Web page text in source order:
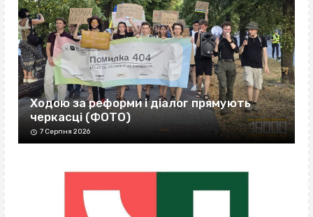
Ходою за реформи і діалог прямують
черкасці (ФОТО)
7 Серпня 2026